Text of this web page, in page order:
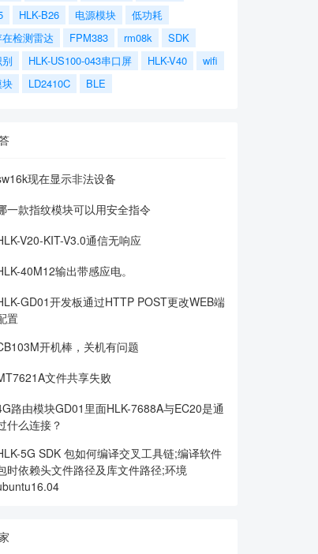
HLK-B26 电源模块
低功耗
在检测雷达
FPM383 rm08k
SDK
HLK-US100-043串口屏 HLK-V40
wifi
LD2410C BLE
现在显示非法设备
一款指纹模块可以用安全指令
V20-KIT-V3.0通信无响应
40M12输出带感应电。
GD01开发板通过HTTP POST更改WEB端
置
开机棒，关机有问题
文件共享失败
路由模块GD01里面HLK-7688A与EC20是通
什么连接？
5G SDK 包如何编译交叉工具链;编译软件
时依赖头文件路径及库文件路径;环境